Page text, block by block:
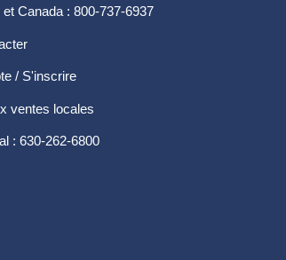
Canada : 800-737-6937
/ S'inscrire
ventes locales
: 630-262-6800